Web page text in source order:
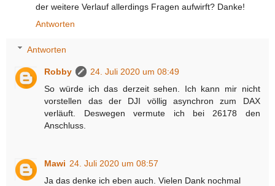
der weitere Verlauf allerdings Fragen aufwirft? Danke!
Antworten
Antworten
Robby
24. Juli 2020 um 08:49
So würde ich das derzeit sehen. Ich kann mir nicht
vorstellen das der DJI völlig asynchron zum DAX
verläuft. Deswegen vermute ich bei 26178 den
Anschluss.
Mawi 24. Juli 2020 um 08:57
Ja das denke ich eben auch. Vielen Dank nochmal